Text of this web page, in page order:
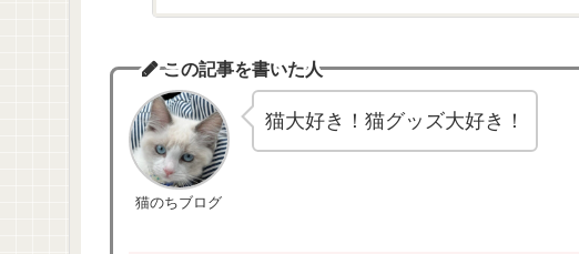
この記事を書いた人
猫のちブログ
猫大好き！猫グッズ大好き！